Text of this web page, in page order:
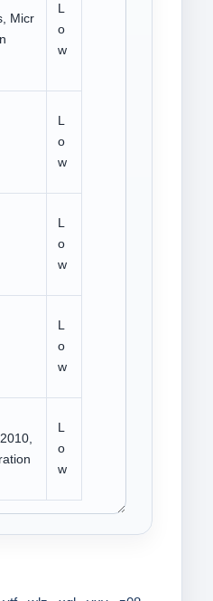
Micr
L
o
w
L
o
w
L
o
w
L
o
w
L
o
w